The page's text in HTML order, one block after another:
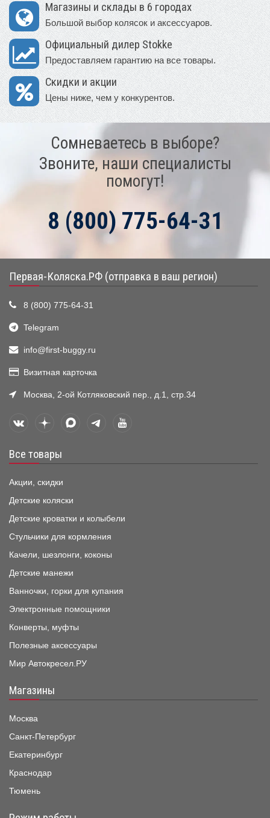
Магазины и склады в 6 городах
Большой выбор колясок и аксессуаров.
Официальный дилер Stokke
Предоставляем гарантию на все товары.
Скидки и акции
Цены ниже, чем у конкурентов.
Сомневаетесь в выборе?
Звоните, наши специалисты
помогут!
8 (800) 775-64-31
Первая-Коляска.РФ (отправка в ваш регион)
8 (800) 775-64-31
Telegram
info@first-buggy.ru
Визитная карточка
Москва, 2-ой Котляковский пер., д.1, стр.34
Все товары
Акции, скидки
Детские коляски
Детские кроватки и колыбели
Стульчики для кормления
Качели, шезлонги, коконы
Детские манежи
Ванночки, горки для купания
Электронные помощники
Конверты, муфты
Полезные аксессуары
Мир Автокресел.РУ
Магазины
Москва
Санкт-Петербург
Екатеринбург
Краснодар
Тюмень